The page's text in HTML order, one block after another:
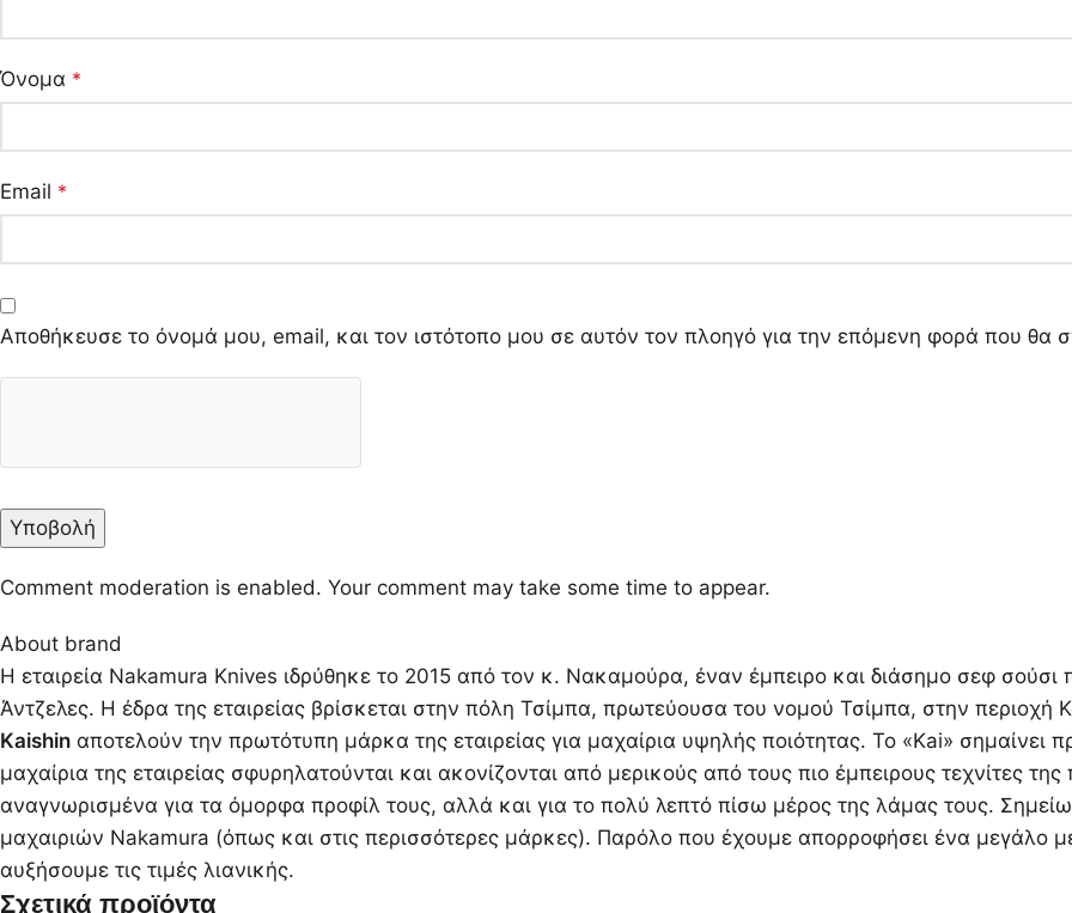
Όνομα *
Email *
Αποθήκευσε το όνομά μου, email, και τον ιστότοπο μου σε αυτόν τον πλοηγό για την επόμενη φορά που θα
Comment moderation is enabled. Your comment may take some time to appear.
About brand
Η εταιρεία Nakamura Knives ιδρύθηκε το 2015 από τον κ. Νακαμούρα, έναν έμπειρο και διάσημο σεφ σούσι
Άντζελες. Η έδρα της εταιρείας βρίσκεται στην πόλη Τσίμπα, πρωτεύουσα του νομού Τσίμπα, στην περιοχή
Kaishin αποτελούν την πρωτότυπη μάρκα της εταιρείας για μαχαίρια υψηλής ποιότητας. Το «Kai»
μαχαίρια της εταιρείας σφυρηλατούνται και ακονίζονται από μερικούς από τους πιο έμπειρους τεχνίτες
αναγνωρισμένα για τα όμορφα προφίλ τους, αλλά και για το πολύ λεπτό πίσω μέρος της λάμας τους.
μαχαιριών Nakamura (όπως και στις περισσότερες μάρκες). Παρόλο που έχουμε απορροφήσει ένα μεγάλο
αυξήσουμε τις τιμές λιανικής.
Σχετικά προϊόντα